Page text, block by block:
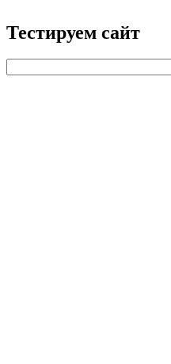
Тестируем сайт